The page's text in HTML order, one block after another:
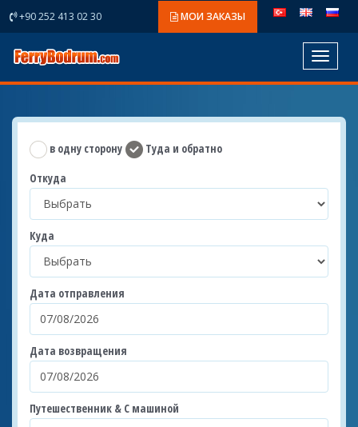
+90 252 413 02 30 МОИ ЗАКАЗЫ
Toggle
в одну сторону
Туда и обратно
Откуда
Куда
Дата отправления
Дата возвращения
Путешественник & С машиной